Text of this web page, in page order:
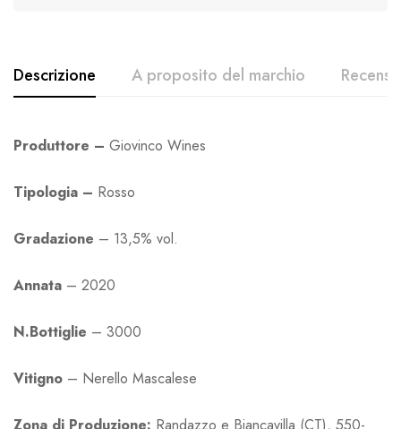
Descrizione A proposito del marchio
Produttore – Giovinco Wines
Tipologia – Rosso
Gradazione – 13,5% vol.
Annata – 2020
N.Bottiglie – 3000
Vitigno – Nerello Mascalese